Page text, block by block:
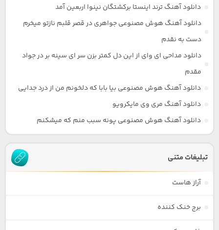
دانلود آهنگ ترند اینستا برکشتگان نینوا اربعین آمد
دانلود آهنگ هوش مصنوعی جواهری در قصر قلبم نازتو میخرم
دست به نقدم
دانلود مداحی ای وای از این دل کمتر بزن سر ای سینه بر در جواد
مقدم
دانلود آهنگ هوش مصنوعی بیا بابا که دلخونم من از درد جدایی
دانلود آهنگ مری وی مایکرویو
دانلود آهنگ هوش مصنوعی پونه سبب منم که میشکنم
تبلیغات متنی
آراز هاست
برج خنک کننده